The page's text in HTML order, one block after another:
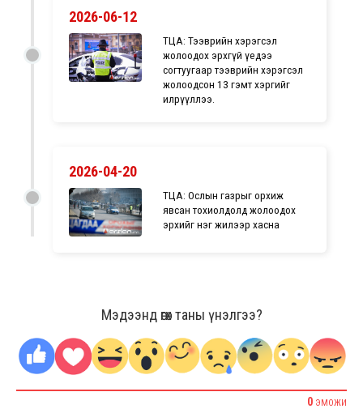
2026-06-12
ТЦА: Тээврийн хэрэгсэл
жолоодох эрхгүй үедээ
согтуугаар тээврийн хэрэгсэл
жолоодсон 13 гэмт хэргийг
илрүүллээ.
2026-04-20
ТЦА: Ослын газрыг орхиж
явсан тохиолдолд жолоодох
эрхийг нэг жилээр хасна
Мэдээнд өгөх таны үнэлгээ?
0 ЭМОЖИ